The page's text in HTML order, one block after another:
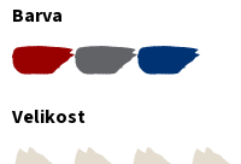
Barva
Velikost